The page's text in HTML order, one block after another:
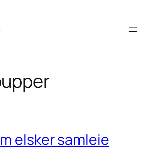
elsker samleie